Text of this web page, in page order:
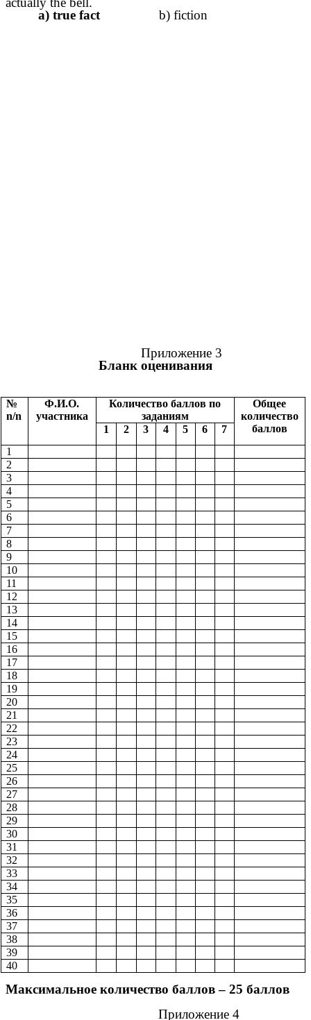
a) true factb) fiction
Приложение 3
Бланк оценивания
№
n/n
Ф.И.О.
участника
Количество баллов по
заданиям
Общее
количество
баллов
1 2 3 4 5 6
7
1
2
3
4
5
6
7
8
9
10
11
12
13
14
15
16
17
18
19
20
21
22
23
24
25
26
27
28
29
30
31
32
33
34
35
36
37
38
39
40
Максимальное количество баллов – 25 баллов
Приложение 4